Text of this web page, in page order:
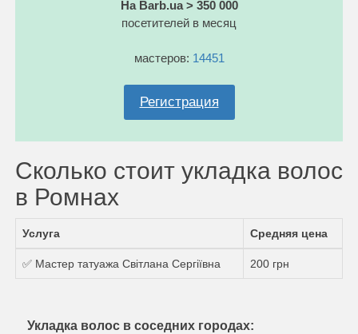
На Barb.ua > 350 000
посетителей в месяц
мастеров: 14451
Регистрация
Сколько стоит укладка волос
в Ромнах
Услуга Средняя цена
✅ Мастер татуажа Світлана Сергіївна 200 грн
Укладка волос в соседних городах: